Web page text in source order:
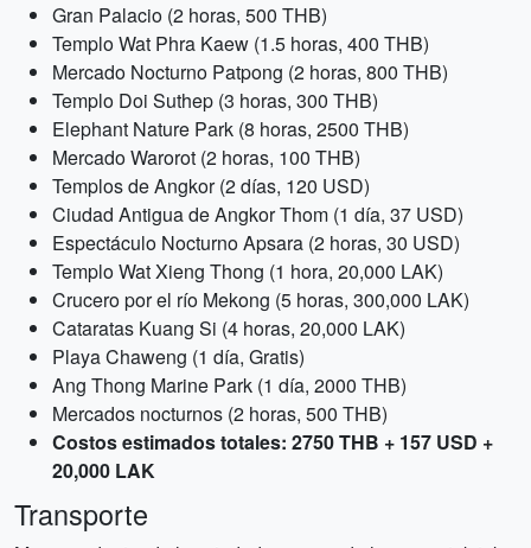
Gran Palacio (2 horas, 500 THB)
Templo Wat Phra Kaew (1.5 horas, 400 THB)
Mercado Nocturno Patpong (2 horas, 800 THB)
Templo Doi Suthep (3 horas, 300 THB)
Elephant Nature Park (8 horas, 2500 THB)
Mercado Warorot (2 horas, 100 THB)
Templos de Angkor (2 días, 120 USD)
Ciudad Antigua de Angkor Thom (1 día, 37 USD)
Espectáculo Nocturno Apsara (2 horas, 30 USD)
Templo Wat Xieng Thong (1 hora, 20,000 LAK)
Crucero por el río Mekong (5 horas, 300,000 LAK)
Cataratas Kuang Si (4 horas, 20,000 LAK)
Playa Chaweng (1 día, Gratis)
Ang Thong Marine Park (1 día, 2000 THB)
Mercados nocturnos (2 horas, 500 THB)
Costos estimados totales: 2750 THB + 157 USD +
20,000 LAK
Transporte